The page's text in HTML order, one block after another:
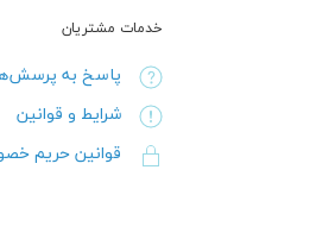
خدمات مشتریان
پاسخ به
شرایط و قوانین
قوانین حریم